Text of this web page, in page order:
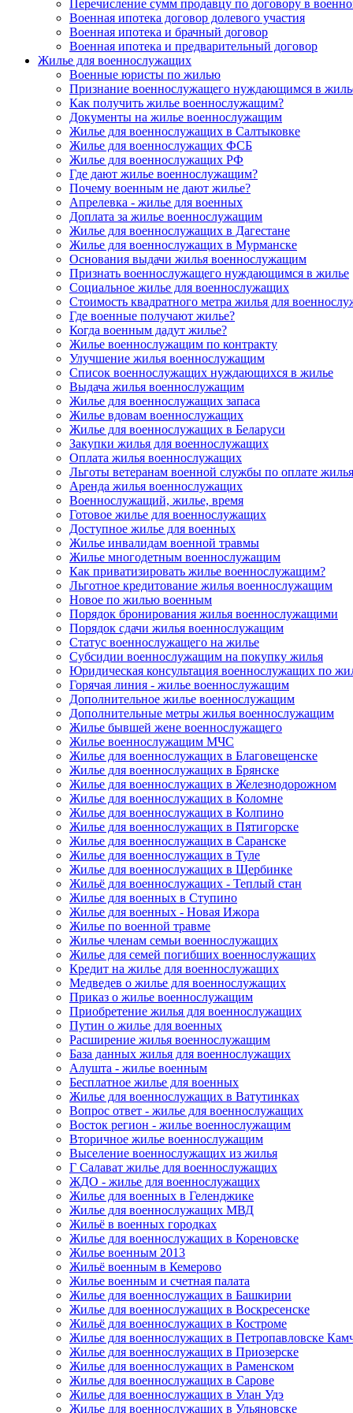
Перечисление сумм продавцу по договору в
Военная ипотека договор долевого участия
Военная ипотека и брачный договор
Военная ипотека и предварительный договор
Жилье для военнослужащих
Военные юристы по жилью
Признание военнослужащего нуждающимся в
Как получить жилье военнослужащим?
Документы на жилье военнослужащим
Жилье для военнослужащих в Салтыковке
Жилье для военнослужащих ФСБ
Жилье для военнослужащих РФ
Где дают жилье военнослужащим?
Почему военным не дают жилье?
Апрелевка - жилье для военных
Доплата за жилье военнослужащим
Жилье для военнослужащих в Дагестане
Жилье для военнослужащих в Мурманске
Основания выдачи жилья военнослужащим
Признать военнослужащего нуждающимся в жилье
Социальное жилье для военнослужащих
Стоимость квадратного метра жилья для
Где военные получают жилье?
Когда военным дадут жилье?
Жилье военнослужащим по контракту
Улучшение жилья военнослужащим
Список военнослужащих нуждающихся в жилье
Выдача жилья военнослужащим
Жилье для военнослужащих запаса
Жилье вдовам военнослужащих
Жилье для военнослужащих в Беларуси
Закупки жилья для военнослужащих
Оплата жилья военнослужащих
Льготы ветеранам военной службы по оплате жилья
Аренда жилья военнослужащих
Военнослужащий, жилье, время
Готовое жилье для военнослужащих
Доступное жилье для военных
Жилье инвалидам военной травмы
Жилье многодетным военнослужащим
Как приватизировать жилье военнослужащим?
Льготное кредитование жилья военнослужащим
Новое по жилью военным
Порядок бронирования жилья военнослужащими
Порядок сдачи жилья военнослужащим
Статус военнослужащего на жилье
Субсидии военнослужащим на покупку жилья
Юридическая консультация военнослужащих по
Горячая линия - жилье военнослужащим
Дополнительное жилье военнослужащим
Дополнительные метры жилья военнослужащим
Жилье бывшей жене военнослужащего
Жилье военнослужащим МЧС
Жилье для военнослужащих в Благовещенске
Жилье для военнослужащих в Брянске
Жилье для военнослужащих в Железнодорожном
Жилье для военнослужащих в Коломне
Жилье для военнослужащих в Колпино
Жилье для военнослужащих в Пятигорске
Жилье для военнослужащих в Саранске
Жилье для военнослужащих в Туле
Жилье для военнослужащих в Щербинке
Жильё для военнослужащих - Теплый стан
Жилье для военных в Ступино
Жилье для военных - Новая Ижора
Жилье по военной травме
Жилье членам семьи военнослужащих
Жилье для семей погибших военнослужащих
Кредит на жилье для военнослужащих
Медведев о жилье для военнослужащих
Приказ о жилье военнослужащим
Приобретение жилья для военнослужащих
Путин о жилье для военных
Расширение жилья военнослужащим
База данных жилья для военнослужащих
Алушта - жилье военным
Бесплатное жилье для военных
Жилье для военнослужащих в Ватутинках
Вопрос ответ - жилье для военнослужащих
Восток регион - жилье военнослужащим
Вторичное жилье военнослужащим
Выселение военнослужащих из жилья
Г Салават жилье для военнослужащих
ЖДО - жилье для военнослужащих
Жилье для военных в Геленджике
Жилье для военнослужащих МВД
Жильё в военных городках
Жилье для военнослужащих в Кореновске
Жилье военным 2013
Жильё военным в Кемерово
Жилье военным и счетная палата
Жилье для военнослужащих в Башкирии
Жилье для военнослужащих в Воскресенске
Жильё для военнослужащих в Костроме
Жилье для военнослужащих в Петропавловске
Жилье для военнослужащих в Приозерске
Жилье для военнослужащих в Раменском
Жилье для военнослужащих в Сарове
Жилье для военнослужащих в Улан Удэ
Жилье для военнослужащих в Ульяновске